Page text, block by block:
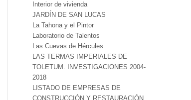
Interior de vivienda
JARDÍN DE SAN LUCAS
La Tahona y el Pintor
Laboratorio de Talentos
Las Cuevas de Hércules
LAS TERMAS IMPERIALES DE
TOLETUM. INVESTIGACIONES 2004-
2018
LISTADO DE EMPRESAS DE
CONSTRUCCIÓN Y RESTAURACIÓN